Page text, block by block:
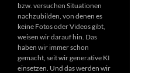
bzw. versuchen Situationen
nachzubilden, von denen es
keine Fotos oder Videos gibt,
weisen wir darauf hin. Das
haben wir immer schon
gemacht, seit wir generative KI
einsetzen. Und das werden wir